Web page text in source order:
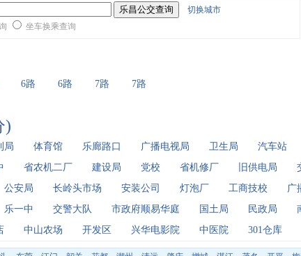
切换城市
坐车换乘查询
6路 6路 7路 7路
)
局 体育馆 乐廊路口 广播电视局 卫生局
汽车站
省农机二厂 建设局 党校 省机修厂 旧供电局
公安局 长岭头市场 安装公司 灯泡厂 工商技校
广
乐一中 交警大队 市政府顺易华庭 国土局 民政局
中山农场 开发区 兴华电影院 中医院 301仓库